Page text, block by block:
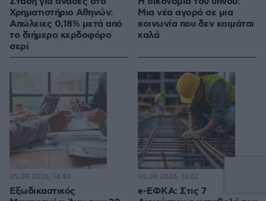
Χρηματιστήριο Αθηνών:
Απώλειες 0,18% μετά από
το διήμερο κερδοφόρο
σερί
Μια νέα αγορά σε μια
κοινωνία που δεν κοιμάται
καλά
Εξωδικαστικός
05.08.2026, 14:40
e-ΕΦΚΑ: Στις 7
05.08.2026, 13:02